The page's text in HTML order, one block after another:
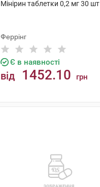
Мінірин таблетки 0,2 мг 30 шт
Феррінг
Є в наявності
від 1452.10 грн